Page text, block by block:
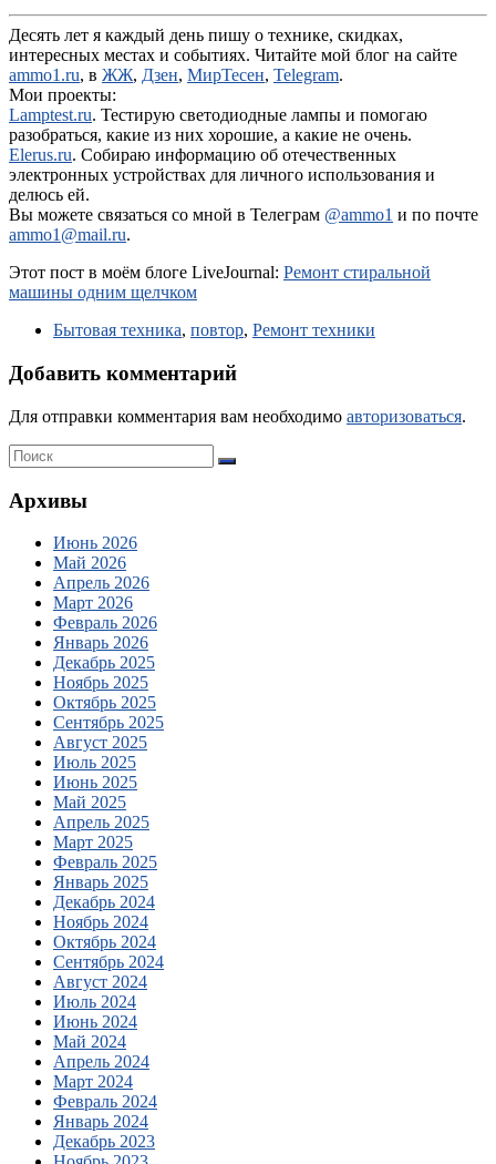
Десять лет я каждый день пишу о технике, скидках,
интересных местах и событиях. Читайте мой блог на сайте
ammo1.ru, в ЖЖ, Дзен, МирТесен, Telegram.
Мои проекты:
Lamptest.ru. Тестирую светодиодные лампы и помогаю
разобраться, какие из них хорошие, а какие не очень.
Elerus.ru. Собираю информацию об отечественных
электронных устройствах для личного использования и
делюсь ей.
Вы можете связаться со мной в Телеграм @ammo1 и по почте
ammo1@mail.ru.
Этот пост в моём блоге LiveJournal: Ремонт стиральной
машины одним щелчком
Бытовая техника, повтор, Ремонт техники
Добавить комментарий
Для отправки комментария вам необходимо авторизоваться.
Архивы
Июнь 2026
Май 2026
Апрель 2026
Март 2026
Февраль 2026
Январь 2026
Декабрь 2025
Ноябрь 2025
Октябрь 2025
Сентябрь 2025
Август 2025
Июль 2025
Июнь 2025
Май 2025
Апрель 2025
Март 2025
Февраль 2025
Январь 2025
Декабрь 2024
Ноябрь 2024
Октябрь 2024
Сентябрь 2024
Август 2024
Июль 2024
Июнь 2024
Май 2024
Апрель 2024
Март 2024
Февраль 2024
Январь 2024
Декабрь 2023